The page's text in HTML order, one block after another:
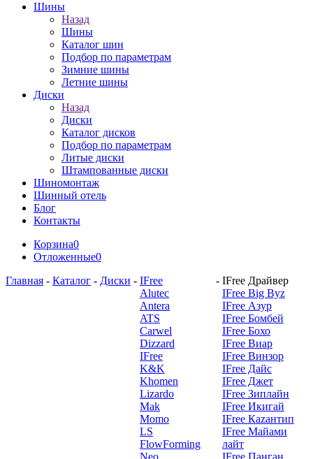
Шины
Назад
Шины
Каталог шин
Подбор по параметрам
Зимние шины
Летние шины
Диски
Назад
Диски
Каталог дисков
Подбор по параметрам
Литые диски
Штампованные диски
Шиномонтаж
Шинный отель
Блог
Контакты
Корзина0
Отложенные0
Главная - Каталог - Диски - IFree
Alutec
Antera
ATS
Carwel
Dizzard
IFree
K&K
Khomen
Lizardo
Mak
Momo
LS
FlowForming
Neo
- IFree Драйвер
IFree Big Byz
IFree Азур
IFree Бомбей
IFree Бохо
IFree Виар
IFree Винзор
IFree Дайс
IFree Джет
IFree Зиплайн
IFree Икигай
IFree Каzантип
IFree Майами
лайт
IFree Панган